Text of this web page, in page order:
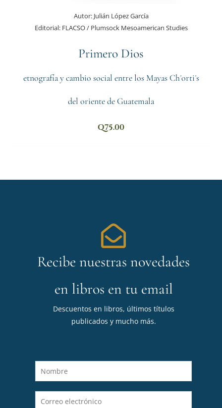
Autor:Julián López García
Editorial:FLACSO / Plumsock Mesoamerican Studies
Primero Dios
etnografía y cambio social entre los Mayas Chʾortiʾs
del oriente de Guatemala
Q75.00
Recibe nuestras novedades
en libros en tu email
Descuentos en libros, últimos títulos
publicados y mucho más.
o
m